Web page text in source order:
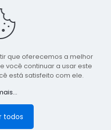
- PE. CEP: 553370-128
99548-1569
de Comunicação da
do Una - PE
- Agência Digital
que oferecemos a melhor
você continuar a usar este
está satisfeito com ele.
todos